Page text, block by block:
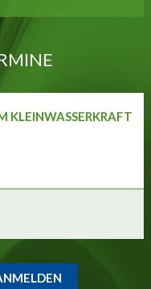
KLEINWASSERKRAFT